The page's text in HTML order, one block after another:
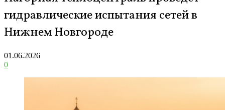
гидравлические испытания сетей в
Нижнем Новгороде
01.06.2026
0